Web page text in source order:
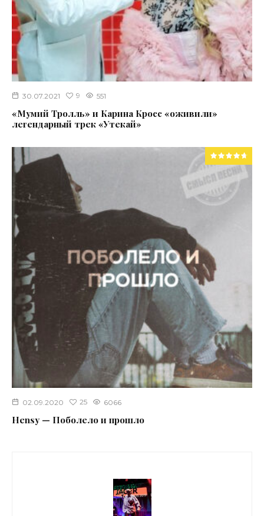
30.07.2021 9 551
«Мумий Тролль» и Карина Кросс «оживили»
легендарный трек «Утекай»
02.09.2020 25 6066
Hensy — Поболело и прошло